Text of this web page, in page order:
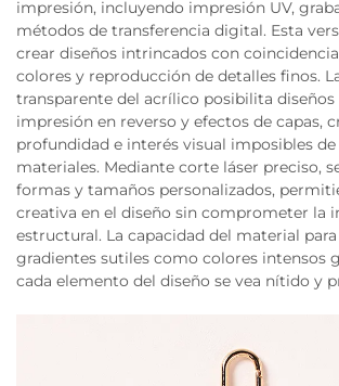
impresión, incluyendo impresión UV,
métodos de transferencia digital. Esta
crear diseños intrincados con
colores y reproducción de detalles finos.
transparente del acrílico posibilita
impresión en reverso y efectos de capas,
profundidad e interés visual imposibles
materiales. Mediante corte láser preciso,
formas y tamaños personalizados,
creativa en el diseño sin comprometer la
estructural. La capacidad del material
gradientes sutiles como colores intensos
cada elemento del diseño se vea nítido y